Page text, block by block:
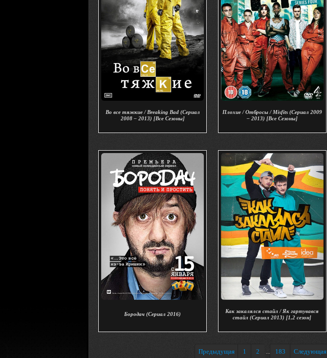
Во все тяжкие / Breaking Bad (Сериал
2008 – 2013) [Все Сезоны]
Плохие / Отбросы / Misfits (Сериал 2009
– 2013) [Все Сезоны]
Бородач (Сериал 2016)
Как закалялся стайл / Як гартувався
стайл (Сериал 2013) [1,2 сезон]
Предыдущая 1 2 ... 183 Следующая